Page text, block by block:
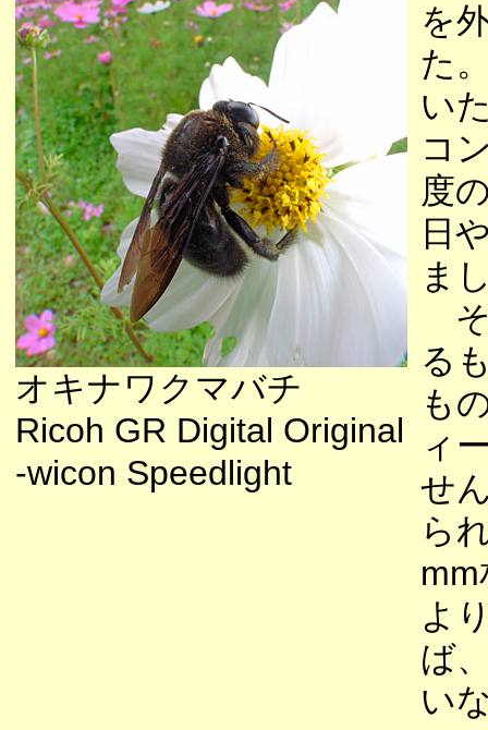
オキナワクマバチ
Ricoh GR Digital Original
-wicon Speedlight
を
た
い
コ
度
日
ま
そ
る
も
ィ
せ
ら
よ
ば
い